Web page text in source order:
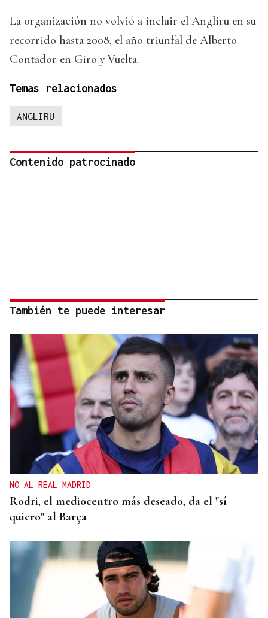
La organización no volvió a incluir el Angliru en su
recorrido hasta 2008, el año triunfal de Alberto
Contador en Giro y Vuelta.
Temas relacionados
ANGLIRU
Contenido patrocinado
También te puede interesar
NO AL REAL MADRID
Rodri, el mediocentro más deseado, da el "sí
quiero" al Barça